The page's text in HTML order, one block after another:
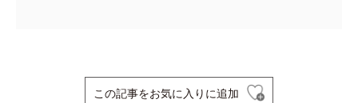
この記事をお気に入りに追加